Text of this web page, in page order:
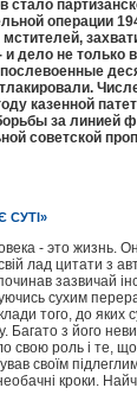
стало
операции
и дело не только
казенной
за линией
советской
СУТІ»
- это жизнь.
лад цитати з
зазвичай
сухим
того, до яких
Багато з його
свою роль і те,
своїм
кроки.